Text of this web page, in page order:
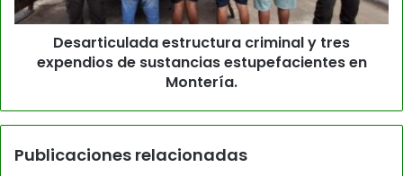
Desarticulada estructura criminal y tres
expendios de sustancias estupefacientes en
Montería.
Publicaciones relacionadas